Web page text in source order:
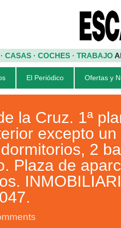
CASAS · COCHES · TRABAJO
El Periódico Ofertas y
la Cruz. 1ª
excepto un
2
Plaza de